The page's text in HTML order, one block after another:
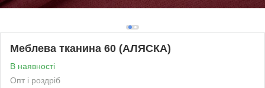
Меблева тканина 60 (АЛЯСКА)
В наявності
Опт і роздріб